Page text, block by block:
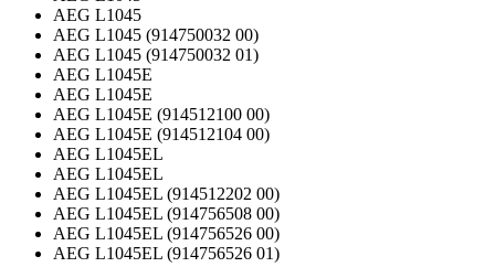
AEG L1045
AEG L1045 (914750032 00)
AEG L1045 (914750032 01)
AEG L1045E
AEG L1045E
AEG L1045E (914512100 00)
AEG L1045E (914512104 00)
AEG L1045EL
AEG L1045EL
AEG L1045EL (914512202 00)
AEG L1045EL (914756508 00)
AEG L1045EL (914756526 00)
AEG L1045EL (914756526 01)